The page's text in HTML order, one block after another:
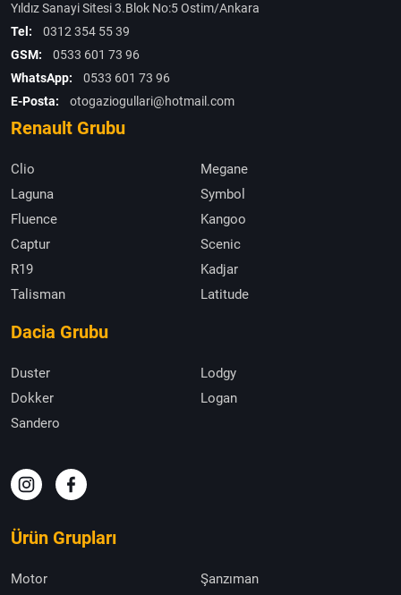
Yıldız Sanayi Sitesi 3.Blok No:5 Ostim/Ankara
Tel:
0312 354 55 39
GSM:
0533 601 73 96
WhatsApp:
0533 601 73 96
E-Posta:
otogaziogullari@hotmail.com
Renault Grubu
Clio
Megane
Laguna
Symbol
Fluence
Kangoo
Captur
Scenic
R19
Kadjar
Talisman
Latitude
Dacia Grubu
Duster
Lodgy
Dokker
Logan
Sandero
Ürün Grupları
Motor
Şanzıman